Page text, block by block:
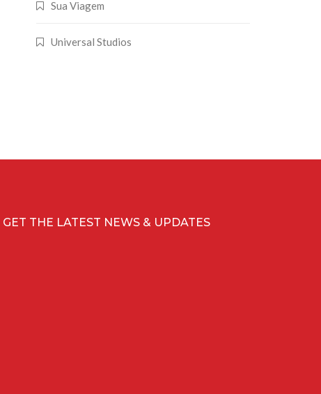
Sua Viagem
Universal Studios
GET THE LATEST NEWS & UPDATES